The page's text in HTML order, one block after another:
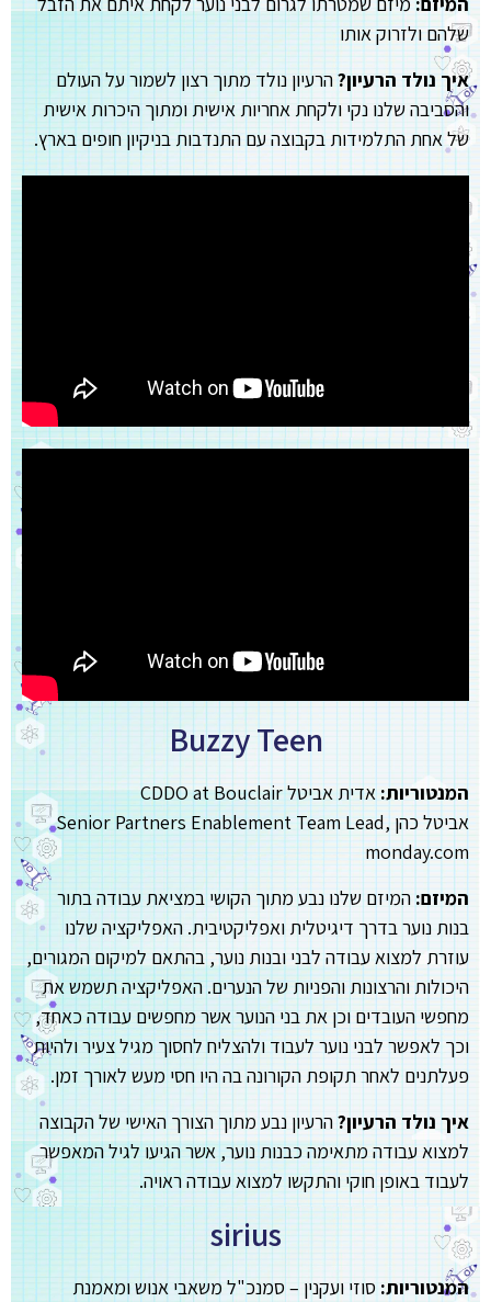
שלהם ולזרוק אותו
איך נולד הרעיון?הרעיון נולד מתוך רצון לשמור על העולם
והסביבה שלנו נקי ולקחת אחריות אישית ומתוך היכרות אישית
של אחת התלמידות בקבוצה עם התנדבות בניקיון חופים בארץ.
Buzzy Teen
המנטוריות: אדית אביטל CDDO at Bouclair
אביטל כהן Senior Partners Enablement Team Lead,
monday.com
המיזם: המיזם שלנו נבע מתוך הקושי במציאת עבודה בתור
בנות נוער בדרך דיגיטלית ואפליקטיבית. האפליקציה שלנו
עוזרת למצוא עבודה לבני ובנות נוער, בהתאם למיקום המגורים,
היכולות והרצונות והפניות של הנערים. האפליקציה תשמש את
מחפשי העובדים וכן את בני הנוער אשר מחפשים עבודה כאחד,
וכך לאפשר לבני נוער לעבוד ולהצליח לחסוך מגיל צעיר ולהיות
פעלתנים לאחר תקופת הקורונה בה היו חסי מעש לאורך זמן.
איך נולד הרעיון?הרעיון נבע מתוך הצורך האישי של הקבוצה
למצוא עבודה מתאימה כבנות נוער, אשר הגיעו לגיל המאפשר
לעבוד באופן חוקי והתקשו למצוא עבודה ראויה.
sirius
המנטוריות: סוזי ועקנין – סמנכ"ל משאבי אנוש ומאמנת